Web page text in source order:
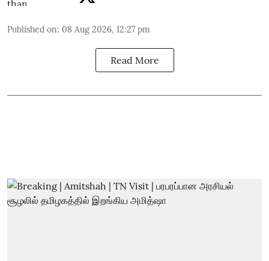
Published on: 08 Aug 2026, 12:27 pm
Read More